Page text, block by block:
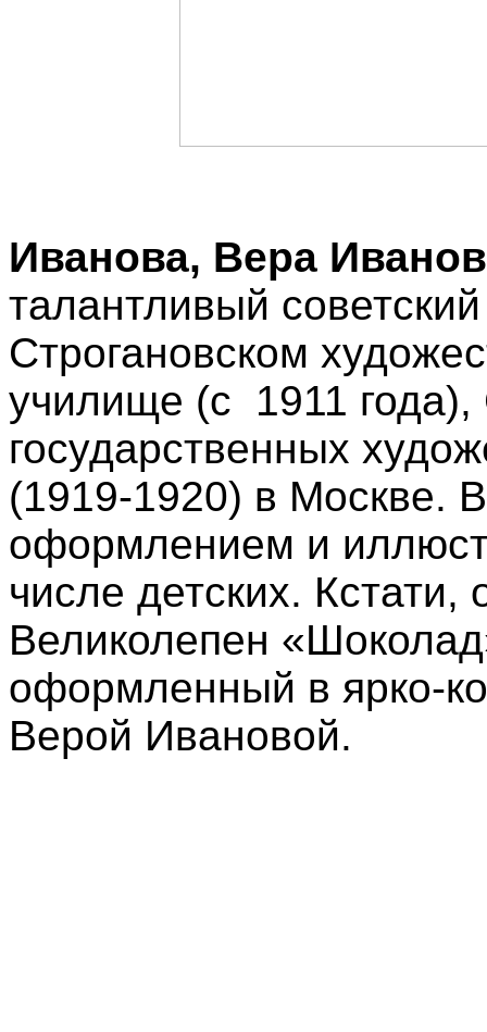
Иванова, Вера
талантливый
Строгановском
училище (с 1911
государственных
(1919-1920) в Москве.
оформлением и
числе детских.
Великолепен
оформленный в ярко-
Верой Ивановой.